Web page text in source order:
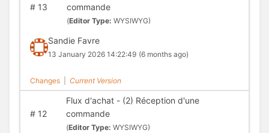
#13
commande
(Editor Type: WYSIWYG)
Sandie Favre
13 January 2026 14:22:49 (6 months ago)
Changes Current Version
#12
Flux d'achat - (2) Réception d'une
commande
(Editor Type: WYSIWYG)